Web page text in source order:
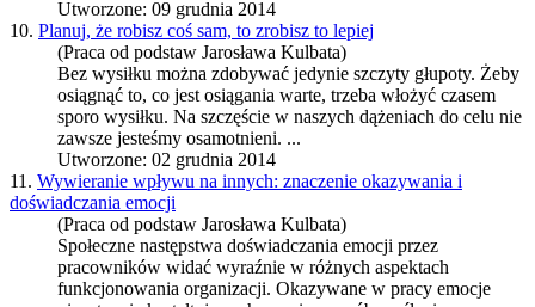
Utworzone: 09 grudnia 2014
10. Planuj, że robisz coś sam, to zrobisz to lepiej
(Praca od podstaw Jarosława Kulbata)
Bez wysiłku można zdobywać jedynie szczyty głupoty. Żeby
osiągnąć to, co jest osiągania warte, trzeba włożyć czasem
sporo wysiłku. Na szczęście w naszych dążeniach do celu nie
zawsze jesteśmy osamotnieni. ...
Utworzone: 02 grudnia 2014
11. Wywieranie wpływu na innych: znaczenie okazywania i
doświadczania emocji
(Praca od podstaw Jarosława Kulbata)
Społeczne następstwa doświadczania emocji przez
pracowników widać wyraźnie w różnych aspektach
funkcjonowania organizacji. Okazywane w pracy emocje